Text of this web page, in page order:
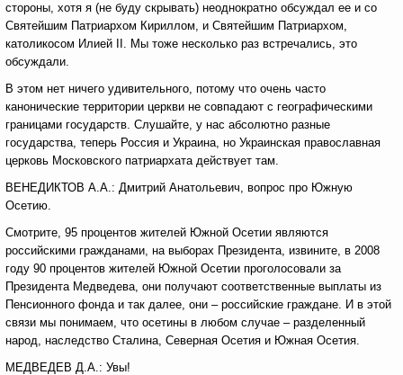
стороны, хотя я (не буду скрывать) неоднократно обсуждал ее и со
Святейшим Патриархом Кириллом, и Святейшим Патриархом,
католикосом Илией II. Мы тоже несколько раз встречались, это
обсуждали.
В этом нет ничего удивительного, потому что очень часто
канонические территории церкви не совпадают с географическими
границами государств. Слушайте, у нас абсолютно разные
государства, теперь Россия и Украина, но Украинская православная
церковь Московского патриархата действует там.
ВЕНЕДИКТОВ А.А.: Дмитрий Анатольевич, вопрос про Южную
Осетию.
Смотрите, 95 процентов жителей Южной Осетии являются
российскими гражданами, на выборах Президента, извините, в 2008
году 90 процентов жителей Южной Осетии проголосовали за
Президента Медведева, они получают соответственные выплаты из
Пенсионного фонда и так далее, они – российские граждане. И в этой
связи мы понимаем, что осетины в любом случае – разделенный
народ, наследство Сталина, Северная Осетия и Южная Осетия.
МЕДВЕДЕВ Д.А.: Увы!